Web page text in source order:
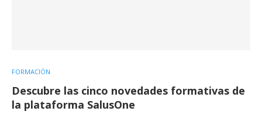
FORMACIÓN
Descubre las cinco novedades formativas de
la plataforma SalusOne